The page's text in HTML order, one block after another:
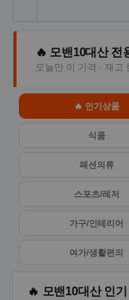
🔥 모밴10대산 전
오늘만 이 가격 · 재고
🔥 인기상품
식품
패션의류
스포츠/레저
가구/인테리어
여가/생활편의
🔥 모밴10대산 인